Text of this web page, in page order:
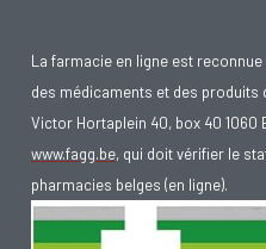
La farmacie en ligne est reconnue
des médicaments et des produits
Victor Hortaplein 40, box 40 1060
www.fagg.be, qui doit vérifier le
pharmacies belges (en ligne).